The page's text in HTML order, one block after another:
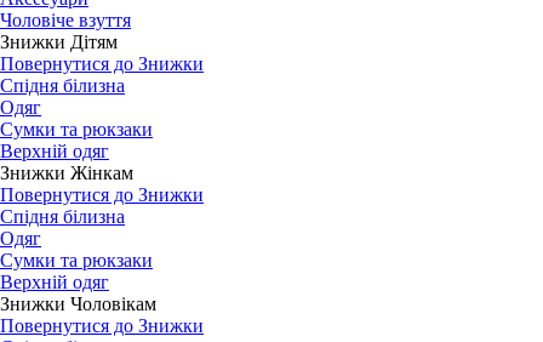
Чоловіче взуття
Знижки Дітям
Повернутися до Знижки
Спідня білизна
Одяг
Сумки та рюкзаки
Верхній одяг
Знижки Жінкам
Повернутися до Знижки
Спідня білизна
Одяг
Сумки та рюкзаки
Верхній одяг
Знижки Чоловікам
Повернутися до Знижки